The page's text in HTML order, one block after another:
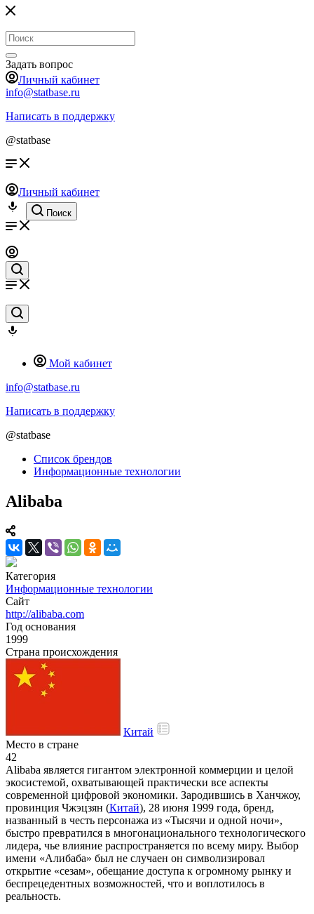
Задать вопрос
Личный кабинет
info@statbase.ru
Написать в поддержку
@statbase
Личный кабинет
Поиск
Мой кабинет
info@statbase.ru
Написать в поддержку
@statbase
Список брендов
Информационные технологии
Alibaba
Категория
Информационные технологии
Сайт
http://alibaba.com
Год основания
1999
Страна происхождения
Китай
Место в стране
42
Alibaba является гигантом электронной коммерции и целой
экосистемой, охватывающей практически все аспекты
современной цифровой экономики. Зародившись в Ханчжоу,
провинция Чжэцзян (Китай), 28 июня 1999 года, бренд,
названный в честь персонажа из «Тысячи и одной ночи»,
быстро превратился в многонационального технологического
лидера, чье влияние распространяется по всему миру. Выбор
имени «Алибаба» был не случаен он символизировал
открытие «сезам», обещание доступа к огромному рынку и
беспрецедентных возможностей, что и воплотилось в
реальность.